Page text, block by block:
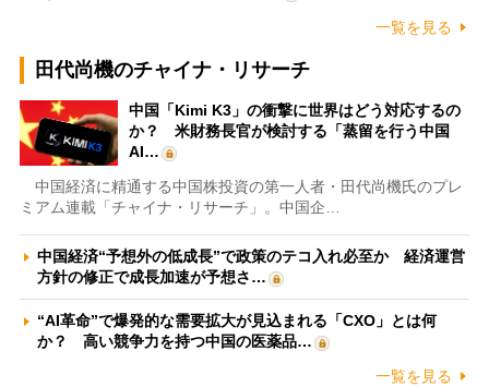
一覧を見る
田代尚機のチャイナ・リサーチ
中国「Kimi K3」の衝撃に世界はどう対応するの
か？ 米財務長官が検討する「蒸留を行う中国
AI…
中国経済に精通する中国株投資の第一人者・田代尚機氏のプレ
ミアム連載「チャイナ・リサーチ」。中国企…
中国経済“予想外の低成長”で政策のテコ入れ必至か 経済運営
方針の修正で成長加速が予想さ…
“AI革命”で爆発的な需要拡大が見込まれる「CXO」とは何
か？ 高い競争力を持つ中国の医薬品…
一覧を見る